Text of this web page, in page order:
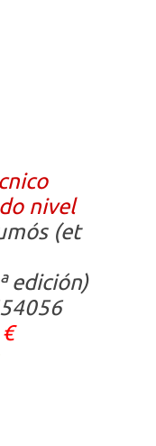
nivel
(et
edición)